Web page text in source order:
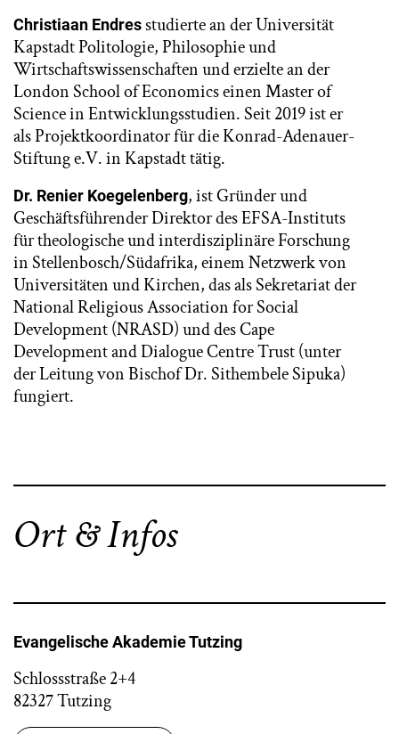
Christiaan Endresstudierte an der Universität
Kapstadt Politologie, Philosophie und
Wirtschaftswissenschaften und erzielte an der
London School of Economics einen Master of
Science in Entwicklungsstudien. Seit 2019 ist er
als Projektkoordinator für die Konrad-Adenauer-
Stiftung e.V. in Kapstadt tätig.
Dr. Renier Koegelenberg, ist Gründer und
Geschäftsführender Direktor des EFSA-Instituts
für theologische und interdisziplinäre Forschung
in Stellenbosch/Südafrika, einem Netzwerk von
Universitäten und Kirchen, das als Sekretariat der
National Religious Association for Social
Development (NRASD) und des Cape
Development and Dialogue Centre Trust (unter
der Leitung von Bischof Dr. Sithembele Sipuka)
fungiert.
Ort & Infos
Evangelische Akademie Tutzing
Schlossstraße 2+4
82327 Tutzing